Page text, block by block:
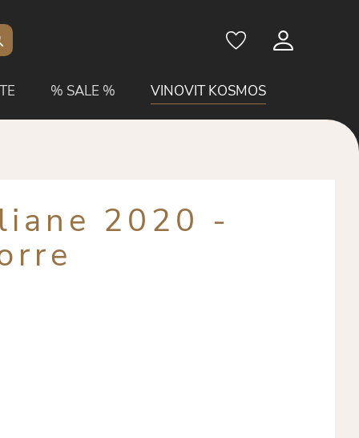
% SALE % VINOVIT KOSMOS
2020 -